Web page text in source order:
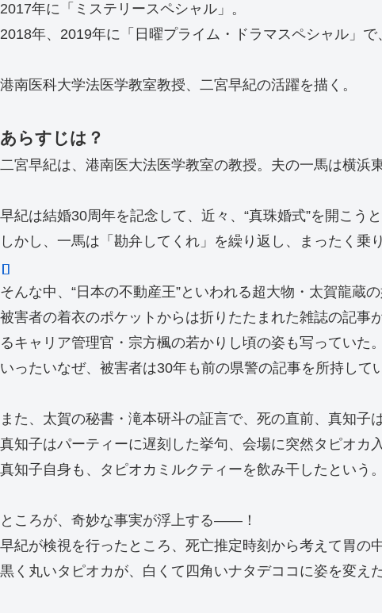
2017年に「ミステリースペシャル」。
2018年、2019年に「日曜プライム・ドラマスペシャル」で
港南医科大学法医学教室教授、二宮早紀の活躍を描く。
あらすじは？
二宮早紀は、港南医大法医学教室の教授。夫の一馬は横浜
早紀は結婚30周年を記念して、近々、“真珠婚式”を開こうと
しかし、一馬は「勘弁してくれ」を繰り返し、まったく乗
そんな中、“日本の不動産王”といわれる超大物・太賀龍蔵
被害者の着衣のポケットからは折りたたまれた雑誌の記事
るキャリア管理官・宗方楓の若かりし頃の姿も写っていた。
いったいなぜ、被害者は30年も前の県警の記事を所持し
また、太賀の秘書・滝本研斗の証言で、死の直前、真知子
真知子はパーティーに遅刻した挙句、会場に突然タピオカ
真知子自身も、タピオカミルクティーを飲み干したという。
ところが、奇妙な事実が浮上する――！
早紀が検視を行ったところ、死亡推定時刻から考えて胃の
黒く丸いタピオカが、白くて四角いナタデココに姿を変